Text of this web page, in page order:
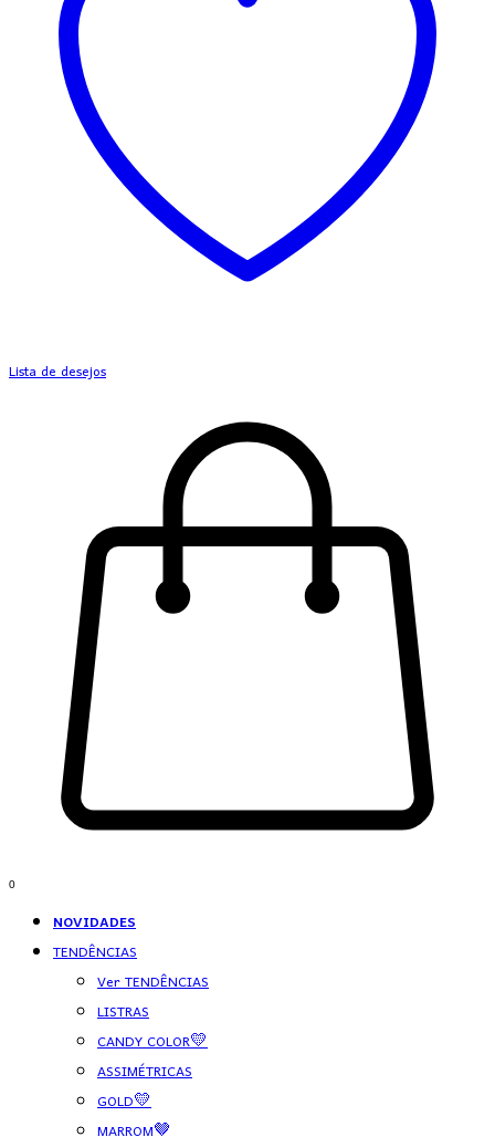
Lista de desejos
0
NOVIDADES
TENDÊNCIAS
Ver TENDÊNCIAS
LISTRAS
CANDY COLOR💛
ASSIMÉTRICAS
GOLD💛